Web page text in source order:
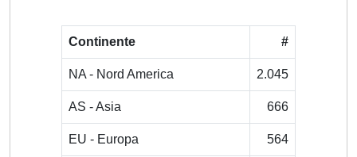
Continente #
NA - Nord America 2.045
AS - Asia 666
EU - Europa 564